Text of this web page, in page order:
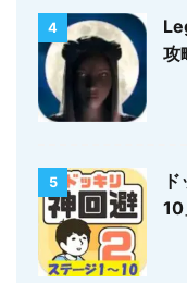
4
攻
5
10